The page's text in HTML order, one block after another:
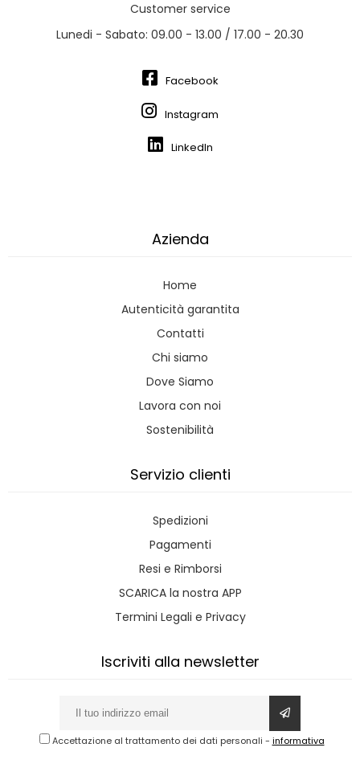
Customer service
Lunedi - Sabato: 09.00 - 13.00 / 17.00 - 20.30
Facebook
Instagram
LinkedIn
Azienda
Home
Autenticità garantita
Contatti
Chi siamo
Dove Siamo
Lavora con noi
Sostenibilità
Servizio clienti
Spedizioni
Pagamenti
Resi e Rimborsi
SCARICA la nostra APP
Termini Legali e Privacy
Iscriviti alla newsletter
Accettazione al trattamento dei dati personali - informativa